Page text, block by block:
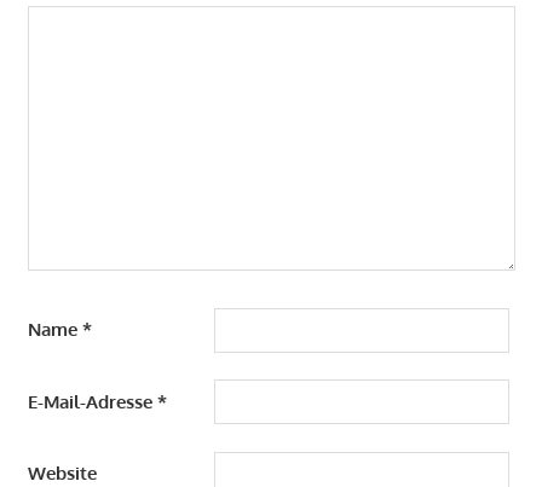
Name *
E-Mail-Adresse *
Website